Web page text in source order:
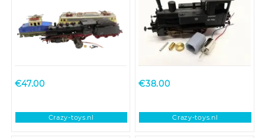
120, 132, 151, 169, 218, 221,
260, 261, 360, 361, 363, E
10, E 32, E 40, E 44, E
428, Nohab,
€47.00
Crazy-toys.nl
u.a.
€38.00
Crazy-toys.nl